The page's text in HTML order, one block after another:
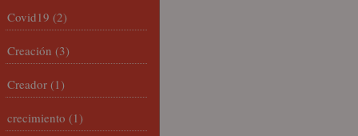
Covid19 (2)
Creación (3)
Creador (1)
crecimiento (1)